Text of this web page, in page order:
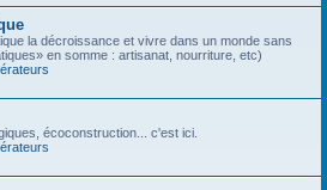
la décroissance et vivre dans un monde sans
en somme : artisanat, nourriture, etc)
écoconstruction... c'est ici.